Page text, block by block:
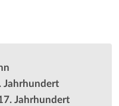
Jahrhundert
Jahrhundert